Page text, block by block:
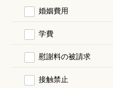
婚姻費用
学費
慰謝料の被請求
接触禁止